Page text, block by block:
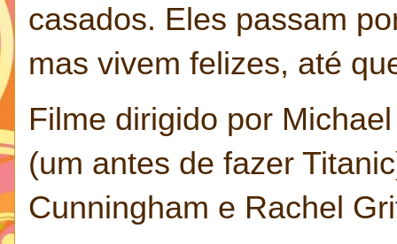
casados. Eles passam
mas vivem felizes, até
Filme dirigido por
(um antes de fazer
Cunningham e Rachel